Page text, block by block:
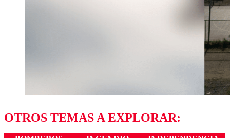
OTROS TEMAS A EXPLORAR: